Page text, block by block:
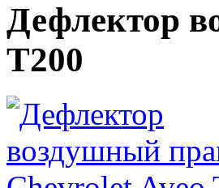
Дефлектор
T200